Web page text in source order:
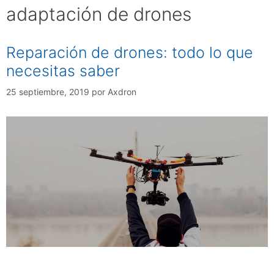
adaptación de drones
Reparación de drones: todo lo que
necesitas saber
25 septiembre, 2019 por Axdron